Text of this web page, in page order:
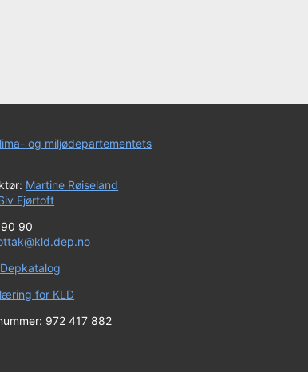
og miljødepartementets
Martine Røiseland
Fjørtoft
90
Depkatalog
for KLD
972 417 882